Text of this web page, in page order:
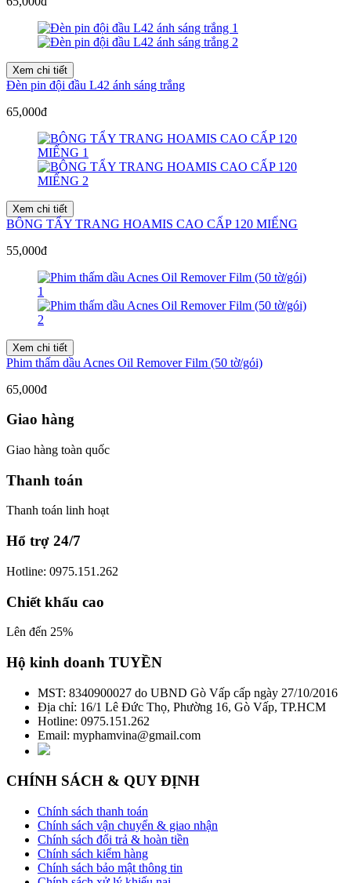
Xem chi tiết
Đèn pin đội đầu L42 ánh sáng trắng
65,000đ
Xem chi tiết
BÔNG TẨY TRANG HOAMIS CAO CẤP 120 MIẾNG
55,000đ
Xem chi tiết
Phim thấm dầu Acnes Oil Remover Film (50 tờ/gói)
65,000đ
Giao hàng
Giao hàng toàn quốc
Thanh toán
Thanh toán linh hoạt
Hổ trợ 24/7
Hotline: 0975.151.262
Chiết khấu cao
Lên đến 25%
Hộ kinh doanh TUYỀN
MST: 8340900027 do UBND Gò Vấp cấp ngày 27/10/2016
Địa chỉ: 16/1 Lê Đức Thọ, Phường 16, Gò Vấp, TP.HCM
Hotline: 0975.151.262
Email: myphamvina@gmail.com
CHÍNH SÁCH & QUY ĐỊNH
Chính sách thanh toán
Chính sách vận chuyển & giao nhận
Chính sách đổi trả & hoàn tiền
Chính sách kiểm hàng
Chính sách bảo mật thông tin